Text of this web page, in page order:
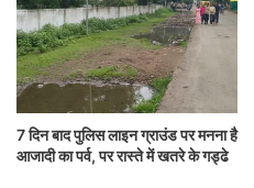
7 दिन बाद पुलिस लाइन ग्राउंड पर मनना है
आजादी का पर्व, पर रास्ते में खतरे के गड्ढे